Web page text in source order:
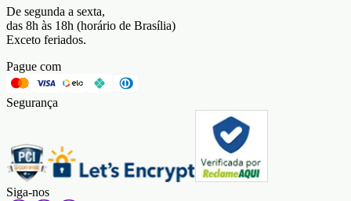
De segunda a sexta,
das 8h às 18h (horário de Brasília)
Exceto feriados.
Pague com
Segurança
Siga-nos